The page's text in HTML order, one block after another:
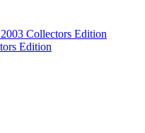
Edition